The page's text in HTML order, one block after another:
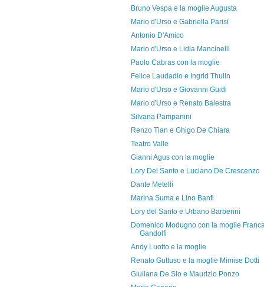
Bruno Vespa e la moglie Augusta
Mario d'Urso e Gabriella Parisi
Antonio D'Amico
Mario d'Urso e Lidia Mancinelli
Paolo Cabras con la moglie
Felice Laudadio e Ingrid Thulin
Mario d'Urso e Giovanni Guidi
Mario d'Urso e Renato Balestra
Silvana Pampanini
Renzo Tian e Ghigo De Chiara
Teatro Valle
Gianni Agus con la moglie
Lory Del Santo e Luciano De Crescenzo
Dante Metelli
Marina Suma e Lino Banfi
Lory del Santo e Urbano Barberini
Domenico Modugno con la moglie
Gandolfi
Andy Luotto e la moglie
Renato Guttuso e la moglie Mimise Dotti
Giuliana De Sio e Maurizio Ponzo